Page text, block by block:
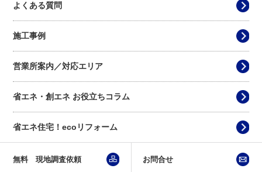
よくある質問
施工事例
営業所案内／対応エリア
省エネ・創エネ お役立ちコラム
省エネ住宅！ecoリフォーム
無料 現地調査依頼 お問合せ